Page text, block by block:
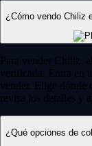
¿Cómo vendo Chiliz
Para vender Chiliz,
verificada. Entra en
vender. Elige dónde
revisa los detalles y
¿Qué opciones de